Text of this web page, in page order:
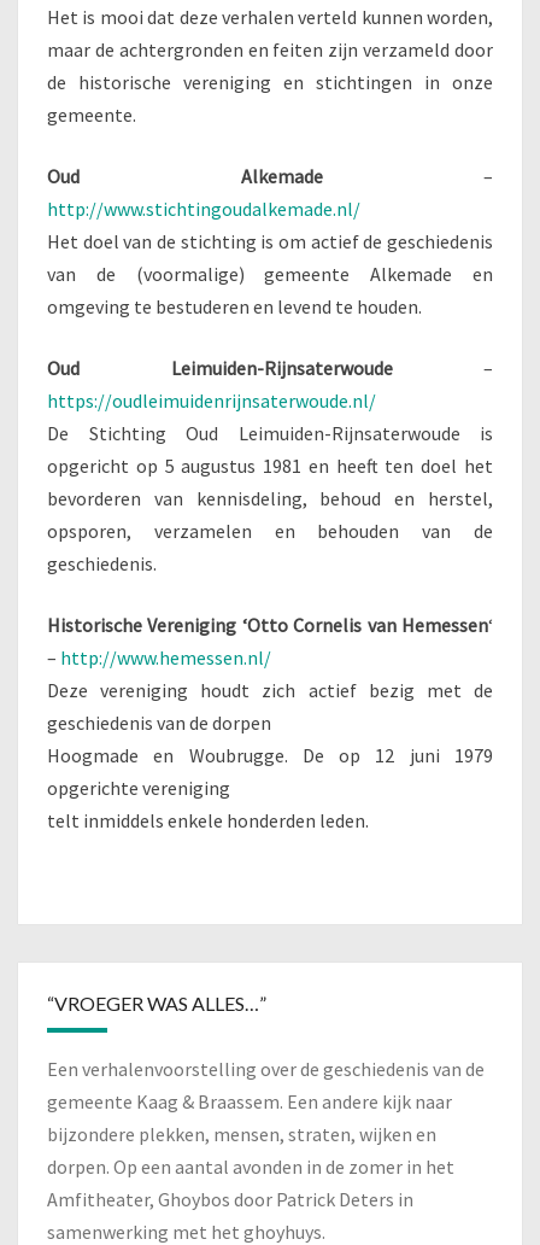
Het is mooi dat deze verhalen verteld kunnen worden,
maar de achtergronden en feiten zijn verzameld door
de historische vereniging en stichtingen in onze
gemeente.
Oud Alkemade–
http://www.stichtingoudalkemade.nl/
Het doel van de stichting is om actief de geschiedenis
van de (voormalige) gemeente Alkemade en
omgeving te bestuderen en levend te houden.
Oud Leimuiden-Rijnsaterwoude–
https://oudleimuidenrijnsaterwoude.nl/
De Stichting Oud Leimuiden-Rijnsaterwoude is
opgericht op 5 augustus 1981 en heeft ten doel het
bevorderen van kennisdeling, behoud en herstel,
opsporen, verzamelen en behouden van de
geschiedenis.
Historische Vereniging ‘Otto Cornelis van Hemessen‘
– http://www.hemessen.nl/
Deze vereniging houdt zich actief bezig met de
geschiedenis van de dorpen
Hoogmade en Woubrugge. De op 12 juni 1979
opgerichte vereniging
telt inmiddels enkele honderden leden.
“VROEGER WAS ALLES…”
Een verhalenvoorstelling over de geschiedenis van de
gemeente Kaag & Braassem. Een andere kijk naar
bijzondere plekken, mensen, straten, wijken en
dorpen. Op een aantal avonden in de zomer in het
Amfitheater, Ghoybos door Patrick Deters in
samenwerking met het ghoyhuys.